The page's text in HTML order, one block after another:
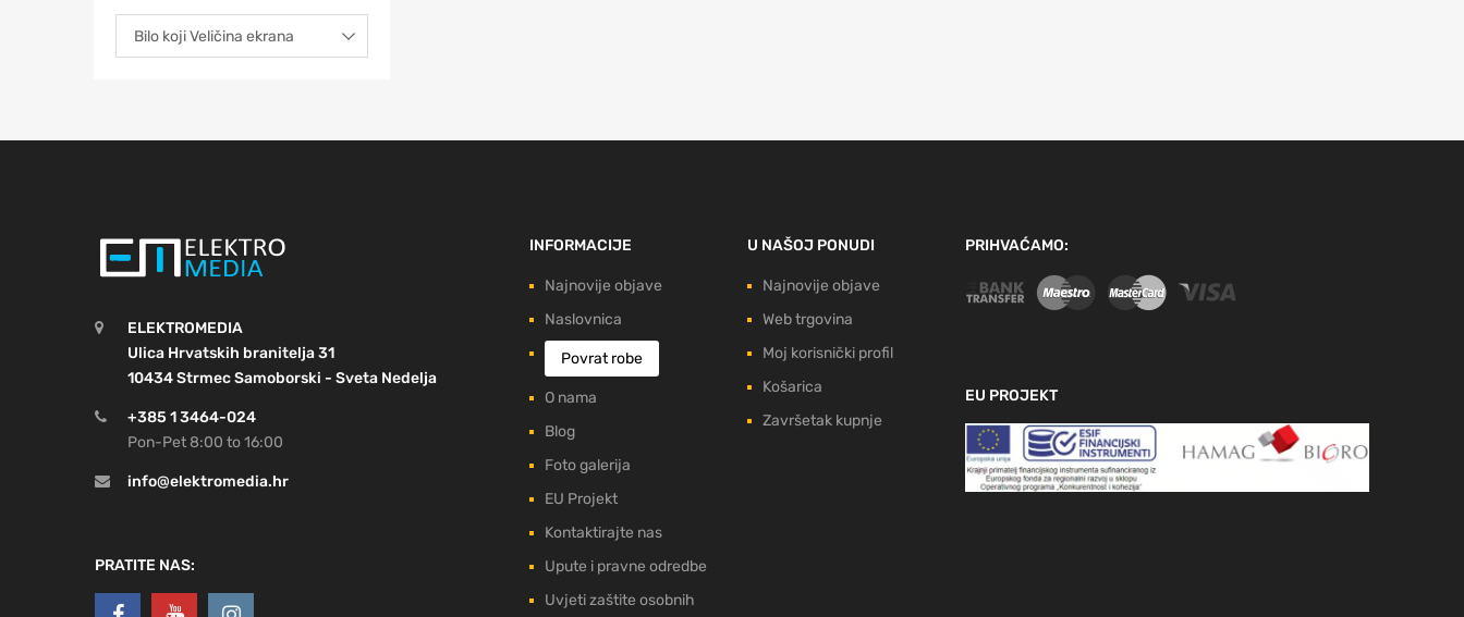
ELEKTROMEDIA
Ulica Hrvatskih branitelja 31
10434 Strmec Samoborski - Sveta Nedelja
+385 1 3464-024
Pon-Pet 8:00 to 16:00
info@elektromedia.hr
PRATITE NAS:
INFORMACIJE
Najnovije objave
Naslovnica
Povrat robe
O nama
Blog
Foto galerija
EU Projekt
Kontaktirajte nas
Upute i pravne odredbe
Uvjeti zaštite osobnih
U NAŠOJ PONUDI
Najnovije objave
Web trgovina
Moj korisnički profil
Košarica
Završetak kupnje
PRIHVAĆAMO:
EU PROJEKT